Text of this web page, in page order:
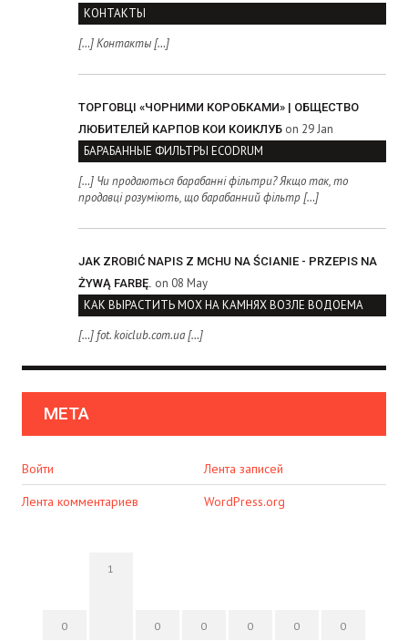
КОНТАКТЫ
[…] Контакты […]
ТОРГОВЦІ «ЧОРНИМИ КОРОБКАМИ» | ОБЩЕСТВО
ЛЮБИТЕЛЕЙ КАРПОВ КОИ КОИКЛУБ on 29 Jan
БАРАБАННЫЕ ФИЛЬТРЫ ECODRUM
[…] Чи продаються барабанні фільтри? Якщо так, то
продавці розуміють, що барабанний фільтр […]
JAK ZROBIĆ NAPIS Z MCHU NA ŚCIANIE - PRZEPIS NA
ŻYWĄ FARBĘ. on 08 May
КАК ВЫРАСТИТЬ МОХ НА КАМНЯХ ВОЗЛЕ ВОДОЕМА
[…] fot. koiclub.com.ua […]
МЕТА
Войти
Лента записей
Лента комментариев
WordPress.org
0
1
0 0 0 0 0